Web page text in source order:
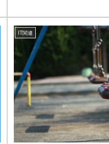
IT関連